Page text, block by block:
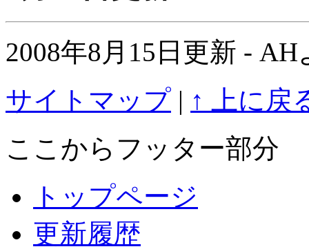
2008年8月15日更新 -
サイトマップ | ↑ 上に戻
ここからフッター部分
トップページ
更新履歴